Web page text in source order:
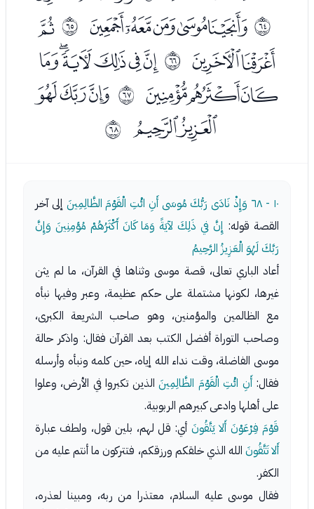
ﰿﭵﭶﭷﭸﭹ ﱀ ﭻ
ﭼﭽ ﱁﭿﮀﮁﮂﮃﮄ
ﮅﮆﮇ ﱂ ﮉﮊﮋ
ﮌﮍ ﱃ
١٠ - ٦٨ وَإِذْ نَادَى رَبُّكَ مُوسَى أَنِ ائْتِ الْقَوْمَ الظَّالِمِينَ إلى آخر
القصة قوله: إِنَّ في ذَلِكَ لآيَةً وَمَا كَانَ أَكْثَرُهُمْ مُؤمِنِينَ وَإِنَّ
رَبَّكَ لَهُوَ الْعَزِيزُ الرَّحِيمُ
أعاد الباري تعالى، قصة موسى وثناها في القرآن، ما لم يثن
غيرها، لكونها مشتملة على حكم عظيمة، وعبر وفيها نبأه
مع الظالمين والمؤمنين، وهو صاحب الشريعة الكبرى،
وصاحب التوراة أفضل الكتب بعد القرآن فقال: واذكر حالة
موسى الفاضلة، وقت نداء الله إياه، حين كلمه ونبأه وأرسله
فقال:أَنِ ائْتِ الْقَوْمَ الظَّالِمِينَالذين تكبروا في الأرض، وعلوا
على أهلها وادعى كبيرهم الربوبية.
قَوْمَ فِرْعَوْنَ أَلا يَتَّقُونَ أي: قل لهم، بلين قول، ولطف عبارة
أَلا تَتَّقُونَ الله الذي خلقكم ورزقكم، فتتركون ما أنتم عليه من
الكفر.
فقال موسى عليه السلام، معتذرا من ربه، ومبينا لعذره،